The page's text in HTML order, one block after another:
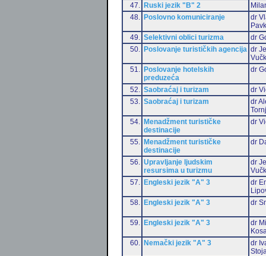
47. Ruski jezik "B" 2
48.
Poslovno komuniciranje
dr
49.
Selektivni oblici turizma
dr
50.
Poslovanje turističkih agencija dr
51.
Poslovanje hotelskih
preduzeća
dr
52. Saobraćaj i turizam
dr
53.
Saobraćaj i turizam
dr
54.
Menadžment turističke
destinacije
dr
55.
Menadžment turističke
destinacije
dr
56.
Upravljanje ljudskim
resursima u turizmu
dr
57.
Engleski jezik "A" 3
dr
58.
Engleski jezik "A" 3 dr
59. Engleski jezik "A" 3
dr
60.
Nemački jezik "A" 3
dr